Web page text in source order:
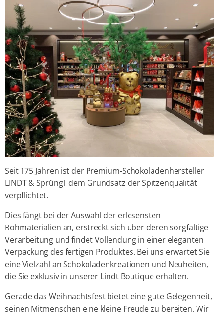
Seit 175 Jahren ist der Premium-Schokoladenhersteller
LINDT & Sprüngli dem Grundsatz der Spitzenqualität
verpflichtet.
Dies fängt bei der Auswahl der erlesensten
Rohmaterialien an, erstreckt sich über deren sorgfältige
Verarbeitung und findet Vollendung in einer eleganten
Verpackung des fertigen Produktes. Bei uns erwartet Sie
eine Vielzahl an Schokoladenkreationen und Neuheiten,
die Sie exklusiv in unserer Lindt Boutique erhalten.
Gerade das Weihnachtsfest bietet eine gute Gelegenheit,
seinen Mitmenschen eine kleine Freude zu bereiten. Wir